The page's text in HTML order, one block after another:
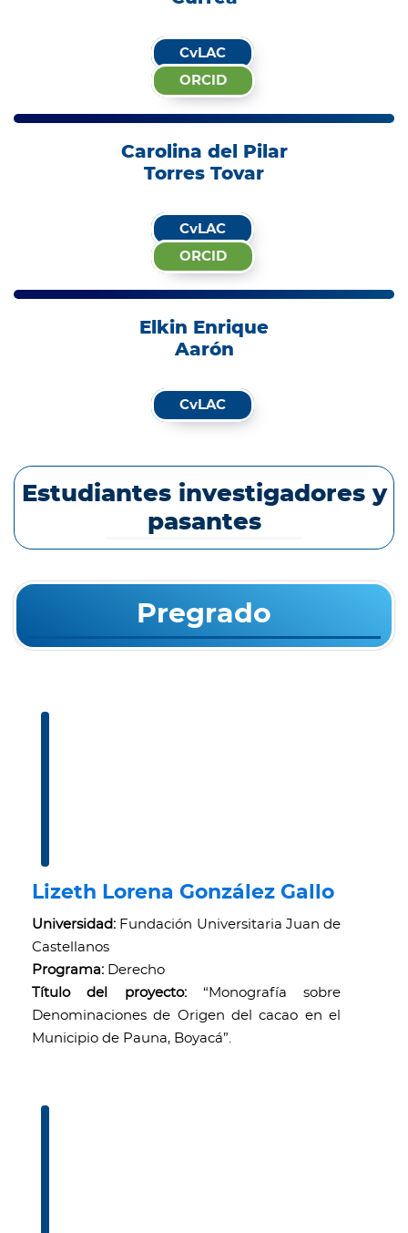
CvLAC
ORCID
Carolina del Pilar
Torres Tovar
CvLAC
ORCID
Elkin Enrique
Aarón
CvLAC
Estudiantes investigadores y
pasantes
Pregrado
Lizeth Lorena González Gallo
Universidad: Fundación Universitaria Juan de
Castellanos
Programa: Derecho
Título del proyecto:“Monografía sobre
Denominaciones de Origen del cacao en el
Municipio de Pauna, Boyacá”.